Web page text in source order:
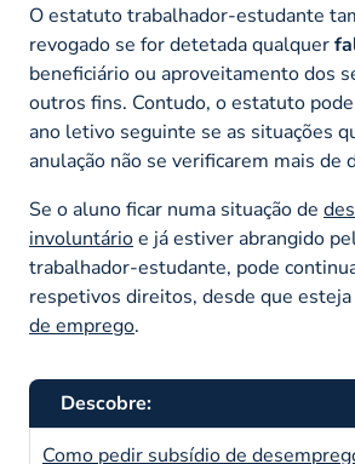
O estatuto trabalhador-estudante
revogado se for detetada qualquer
beneficiário ou aproveitamento dos
outros fins. Contudo, o estatuto
ano letivo seguinte se as situações
anulação não se verificarem mais de
Se o aluno ficar numa situação de
involuntárioe já estiver abrangido
trabalhador-estudante, pode
respetivos direitos, desde que esteja
de emprego.
Descobre:
Como pedir subsídio de